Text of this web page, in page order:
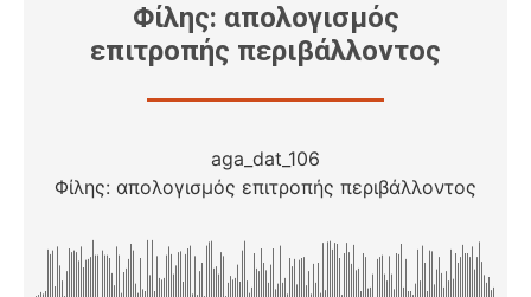
Φίλης: απολογισμός
επιτροπής περιβάλλοντος
aga_dat_106
Φίλης: απολογισμός επιτροπής περιβάλλοντος